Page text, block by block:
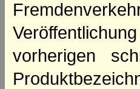
vorherigen